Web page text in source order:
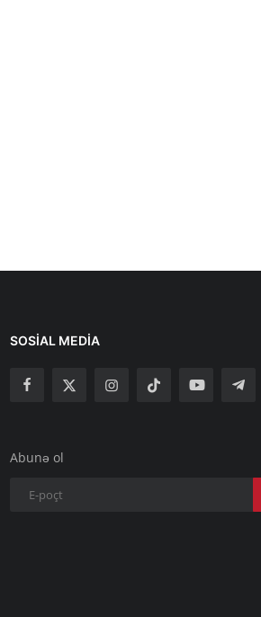
SOSIAL MEDIA
Abunə ol